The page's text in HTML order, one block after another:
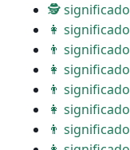
🕵 significado
👩 significado
👨 significado
👩 significado
👨 significado
👩 significado
👨 significado